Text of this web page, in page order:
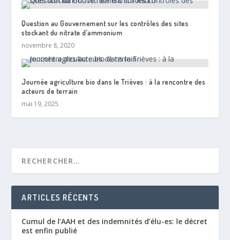
Question au Gouvernement sur les contrôles des sites
stockant du nitrate d’ammonium
novembre 8, 2020
Journée agriculture bio dans le Trièves : à la rencontre des
acteurs de terrain
mai 19, 2025
ARTICLES RÉCENTS
Cumul de l’AAH et des indemnités d’élu-es: le décret
est enfin publié